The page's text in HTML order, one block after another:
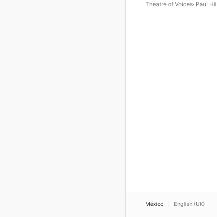
Theatre of Voices· Paul
México English (UK)